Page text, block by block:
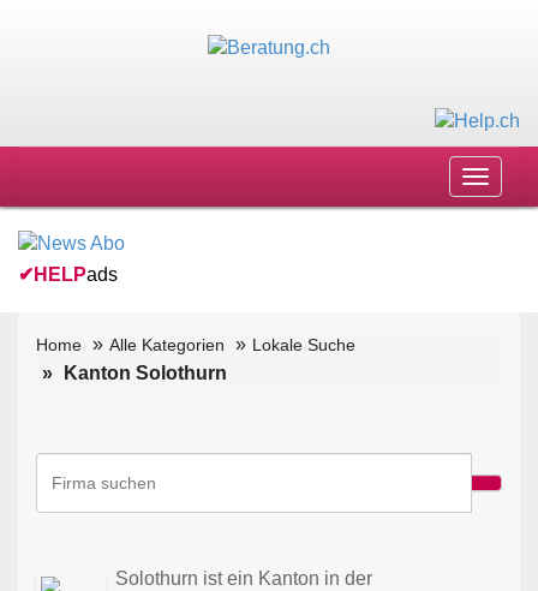
Toggle
✔ HELPads
Home Alle Kategorien Lokale Suche
Kanton Solothurn
Solothurn ist ein Kanton in der